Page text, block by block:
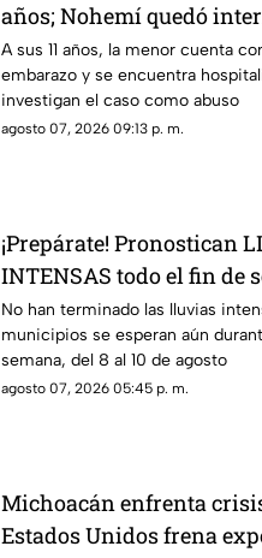
años; Nohemí quedó
cinco meses de gestación
A sus 11 años, la menor cuenta
embarazo y se encuentra
investigan el caso como abuso
agosto 07, 2026 09:13 p. m.
¡Prepárate! Pronostican
INTENSAS todo el fin de
estos municipios de
No han terminado las lluvias
municipios se esperan aún
semana, del 8 al 10 de agosto
agosto 07, 2026 05:45 p. m.
Michoacán enfrenta
Estados Unidos frena